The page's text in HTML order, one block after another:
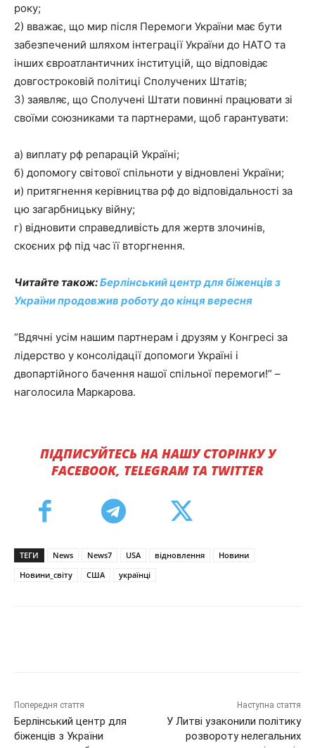
року;
2) вважає, що мир після Перемоги України має бути
забезпечений шляхом інтеграції України до НАТО та
інших євроатлантичних інституцій, що відповідає
довгостроковій політиці Сполучених Штатів;
3) заявляє, що Сполучені Штати повинні працювати зі
своїми союзниками та партнерами, щоб гарантувати:
а) виплату рф репарацій Україні;
б) допомогу світової спільноти у відновлені України;
и) притягнення керівництва рф до відповідальності за
цю загарбницьку війну;
г) відновити справедливість для жертв злочинів,
скоєних рф під час її вторгнення.
Читайте також:Берлінський центр для біженців з
України продовжив роботу до кінця вересня
“Вдячні усім нашим партнерам і друзям у Конгресі за
лідерство у консолідації допомоги Україні і
двопартійного бачення нашої спільної перемоги!” –
наголосила Маркарова.
ПІДПИСУЙТЕСЬ НА НАШУ СТОРІНКУ У
FACEBOOK, TELEGRAM ТА TWITTER
ТЕГИ News News7 USA відновлення
Новини
Новини_світу
США українці
Попередня стаття
Берлінський центр для
біженців з України
Наступна стаття
У Литві узаконили політику
розвороту нелегальних